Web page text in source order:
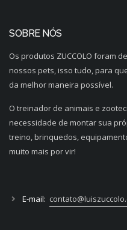
SOBRE NÓS
Os produtos ZUCCOLO foram
nossos pets, isso tudo, para
da melhor maneira possível.
O treinador de animais e
necessidade de montar sua
treino, brinquedos,
muito mais por vir!
E-mail: